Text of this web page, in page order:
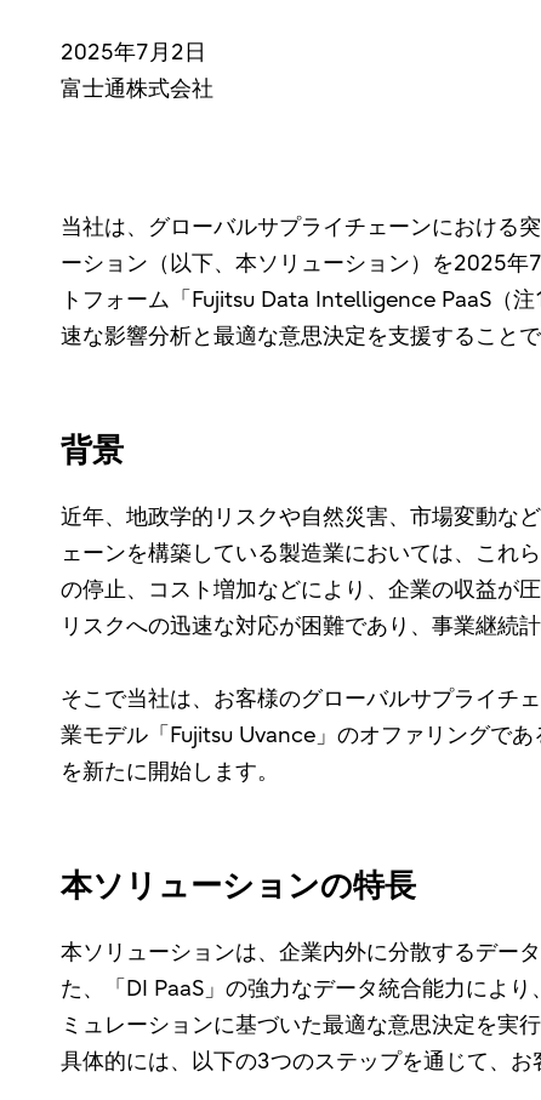
2025年7月2日
富士通株式会社
当社は、グローバルサプライチェーンにおける
ーション（以下、本ソリューション）を2025
トフォーム「Fujitsu Data Intelligence PaaS（
速な影響分析と最適な意思決定を支援すること
背景
近年、地政学的リスクや自然災害、市場変動な
ェーンを構築している製造業においては、これ
の停止、コスト増加などにより、企業の収益が
リスクへの迅速な対応が困難であり、事業継続
そこで当社は、お客様のグローバルサプライチ
業モデル「Fujitsu Uvance」のオファリングで
を新たに開始します。
本ソリューションの特長
本ソリューションは、企業内外に分散するデー
た、「DI PaaS」の強力なデータ統合能力によ
ミュレーションに基づいた最適な意思決定を実
具体的には、以下の3つのステップを通じて、